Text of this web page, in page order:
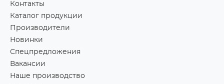
Контакты
Каталог продукции
Производители
Новинки
Спецпредложения
Вакансии
Наше производство